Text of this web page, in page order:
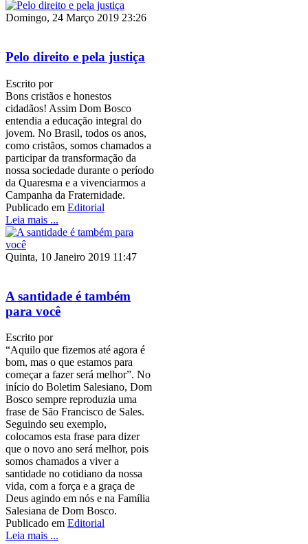
Domingo, 24 Março 2019 23:26
Pelo direito e pela justiça
Escrito por
Bons cristãos e honestos
cidadãos! Assim Dom Bosco
entendia a educação integral do
jovem. No Brasil, todos os anos,
como cristãos, somos chamados a
participar da transformação da
nossa sociedade durante o período
da Quaresma e a vivenciarmos a
Campanha da Fraternidade.
Publicado em Editorial
Leia mais ...
Quinta, 10 Janeiro 2019 11:47
A santidade é também
para você
Escrito por
“Aquilo que fizemos até agora é
bom, mas o que estamos para
começar a fazer será melhor”. No
início do Boletim Salesiano, Dom
Bosco sempre reproduzia uma
frase de São Francisco de Sales.
Seguindo seu exemplo,
colocamos esta frase para dizer
que o novo ano será melhor, pois
somos chamados a viver a
santidade no cotidiano da nossa
vida, com a força e a graça de
Deus agindo em nós e na Família
Salesiana de Dom Bosco.
Publicado em Editorial
Leia mais ...